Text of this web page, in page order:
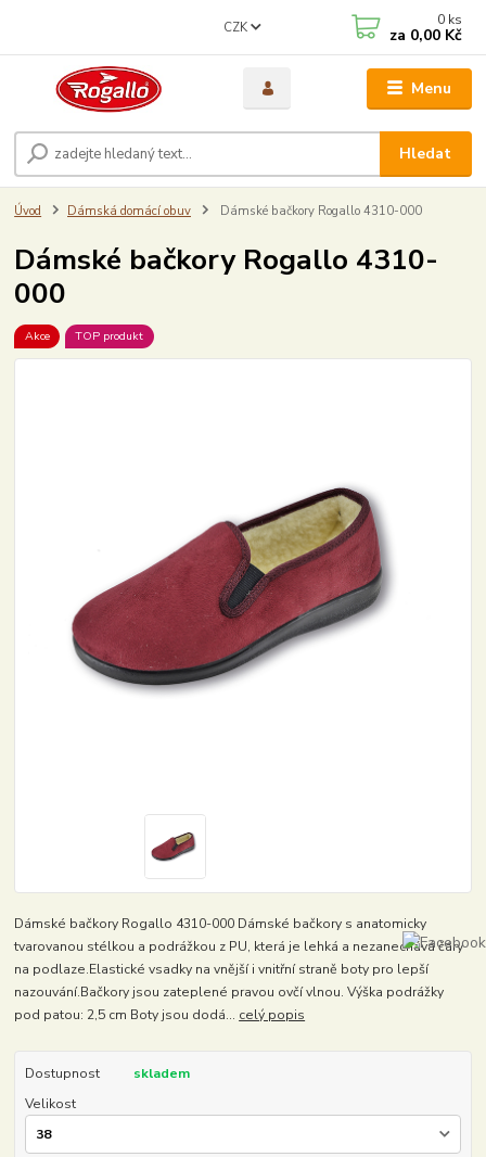
Menu
CZK
Hledat
0 ks
za 0,00 Kč
Úvod Dámská domácí obuv Dámské bačkory Rogallo 4310-000
Dámské bačkory Rogallo 4310-
000
Akce TOP produkt
Dámské bačkory Rogallo 4310-000 Dámské bačkory s anatomicky
tvarovanou stélkou a podrážkou z PU, která je lehká a nezanechává čáry
na podlaze.Elastické vsadky na vnější i vnitřní straně boty pro lepší
nazouvání.Bačkory jsou zateplené pravou ovčí vlnou. Výška podrážky
pod patou: 2,5 cm Boty jsou dodá... celý popis
Dostupnost
skladem
Velikost